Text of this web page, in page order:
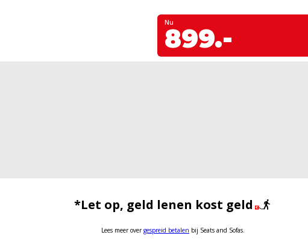
Nu
899.-
*Let op, geld lenen kost geld
Lees meer overgespreid betalen bij Seats and Sofas.